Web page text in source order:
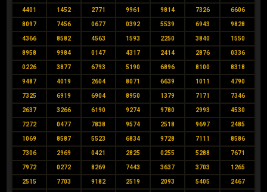
4401 1452 2771 9961 9814 7326 6606
8097 7456 0677 0392 5539 6943 9828
4366 8582 4563 1593 2250 3840 1550
8958 9984 0147 4317 2414 2876 0336
0226 3877 6793 5190 6896 8100 8318
9487 4019 2604 8071 6639 1011 4790
7325 6919 6904 8950 1379 7171 7346
2637 3266 6190 9274 9780 2993 4530
7272 0477 7838 9574 2518 9697 2485
1069 8587 5523 6834 9728 7111 8586
7306 2969 0421 2825 0255 5288 7671
7972 0272 8269 7443 3637 3703 1265
2515 7703 9182 2519 2093 5405 2467